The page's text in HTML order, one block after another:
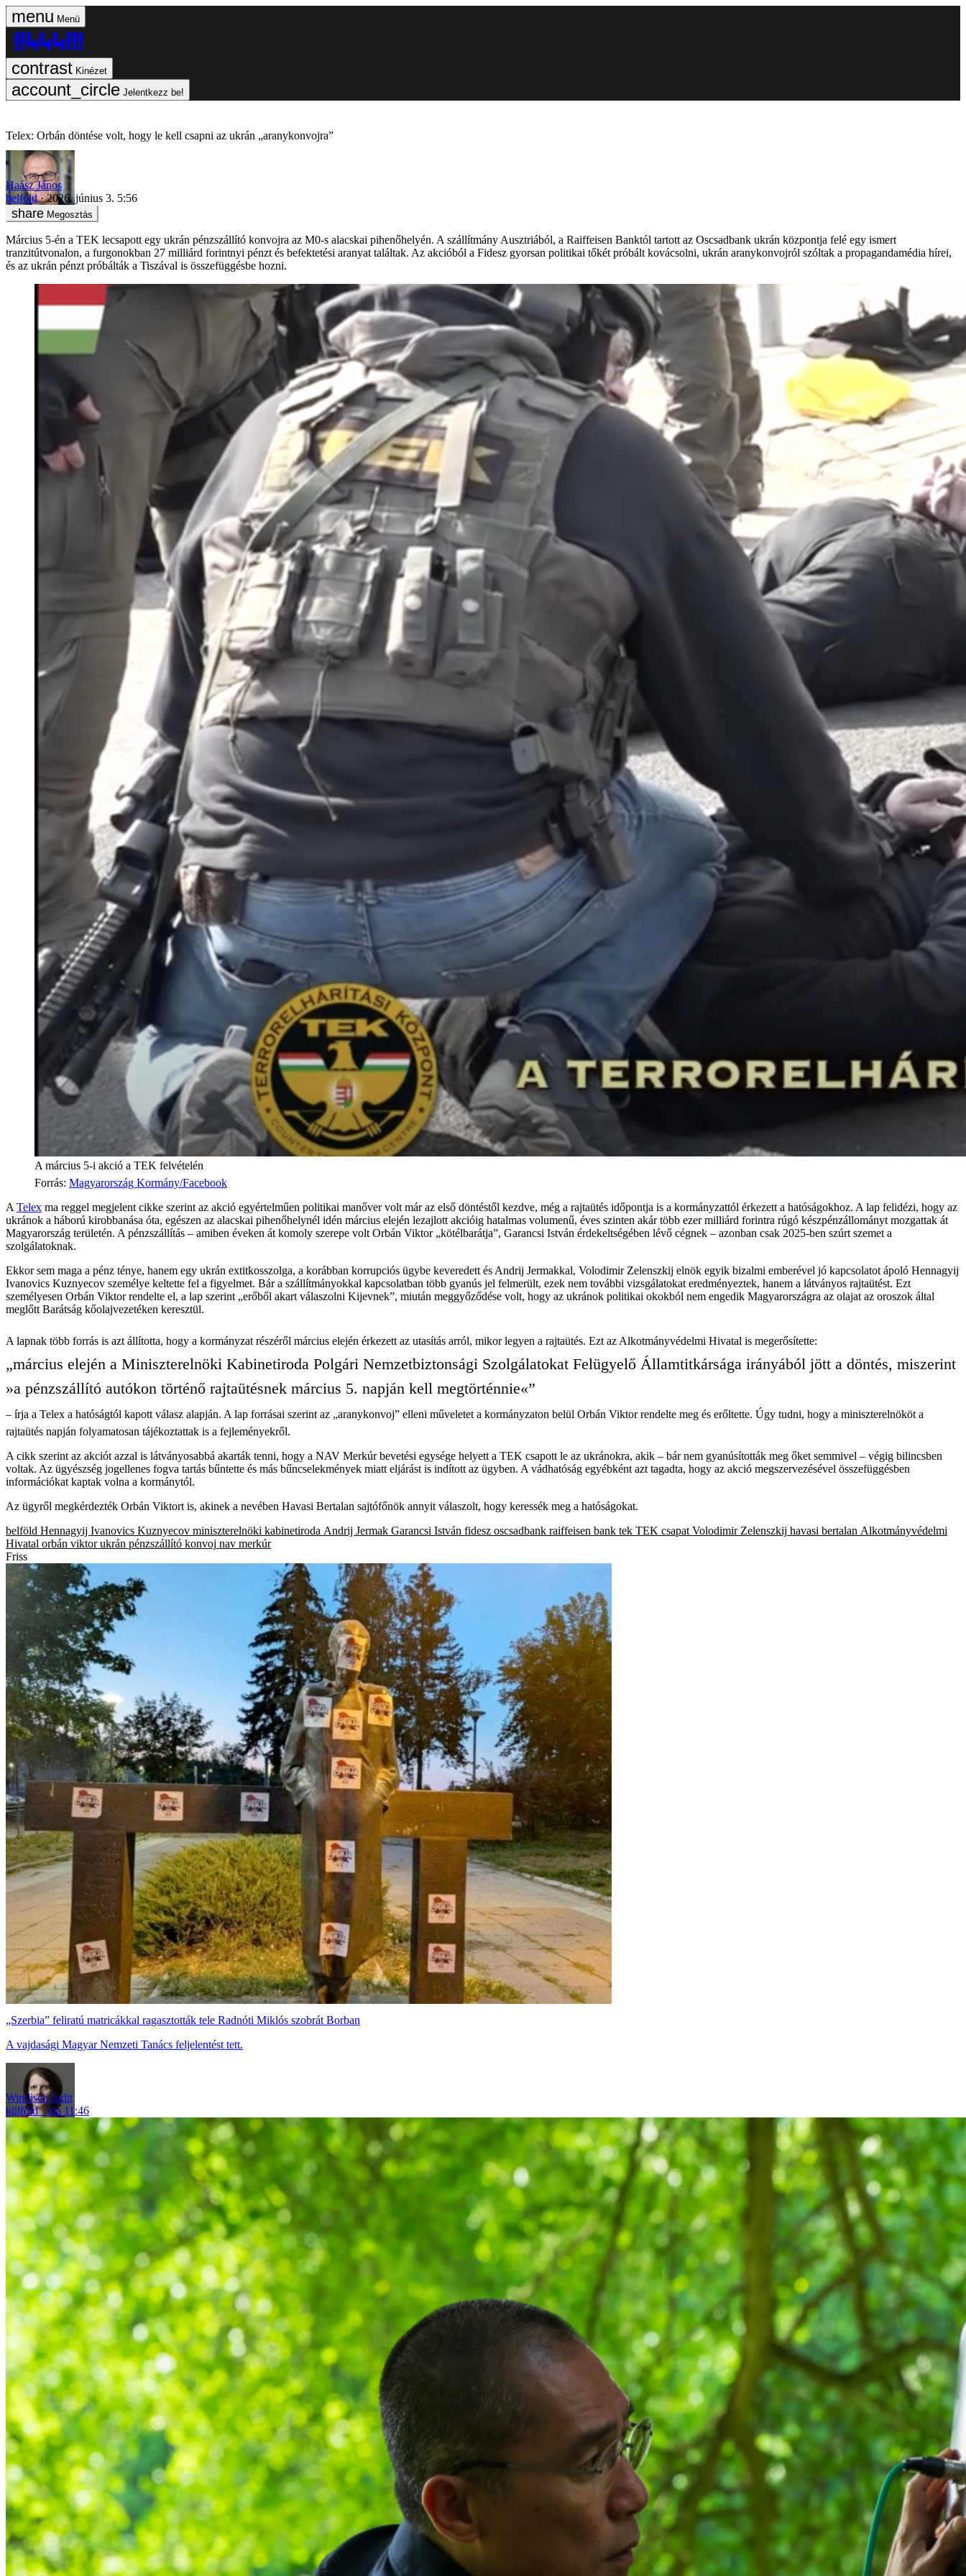
Menü
Kinézet
Jelentkezz be!
Telex: Orbán döntése volt, hogy le kell csapni az ukrán „aranykonvojra”
Haász János
belföld
2026. június 3. 5:56
Megosztás
Március 5-én a TEK lecsapott egy ukrán pénzszállító konvojra az M0-s alacskai pihenőhelyén. A szállítmány Ausztriából, a Raiffeisen Banktól tartott az Oscsadbank ukrán központja felé egy ismert
tranzitútvonalon, a furgonokban 27 milliárd forintnyi pénzt és befektetési aranyat találtak. Az akcióból a Fidesz gyorsan politikai tőkét próbált kovácsolni, ukrán aranykonvojról szóltak a propagandamédia hírei,
és az ukrán pénzt próbálták a Tiszával is összefüggésbe hozni.
A március 5-i akció a TEK felvételén
Forrás: Magyarország Kormány/Facebook
A Telex ma reggel megjelent cikke szerint az akció egyértelműen politikai manőver volt már az első döntéstől kezdve, még a rajtaütés időpontja is a kormányzattól érkezett a hatóságokhoz. A lap felidézi, hogy az
ukránok a háború kirobbanása óta, egészen az alacskai pihenőhelynél idén március elején lezajlott akcióig hatalmas volumenű, éves szinten akár több ezer milliárd forintra rúgó készpénzállományt mozgattak át
Magyarország területén. A pénzszállítás – amiben éveken át komoly szerepe volt Orbán Viktor „kötélbarátja”, Garancsi István érdekeltségében lévő cégnek – azonban csak 2025-ben szúrt szemet a
szolgálatoknak.
Ekkor sem maga a pénz ténye, hanem egy ukrán extitkosszolga, a korábban korrupciós ügybe keveredett és Andrij Jermakkal, Volodimir Zelenszkij elnök egyik bizalmi emberével jó kapcsolatot ápoló Hennagyij
Ivanovics Kuznyecov személye keltette fel a figyelmet. Bár a szállítmányokkal kapcsolatban több gyanús jel felmerült, ezek nem további vizsgálatokat eredményeztek, hanem a látványos rajtaütést. Ezt
személyesen Orbán Viktor rendelte el, a lap szerint „erőből akart válaszolni Kijevnek”, miután meggyőződése volt, hogy az ukránok politikai okokból nem engedik Magyarországra az olajat az oroszok által
meglőtt Barátság kőolajvezetéken keresztül.
A lapnak több forrás is azt állította, hogy a kormányzat részéről március elején érkezett az utasítás arról, mikor legyen a rajtaütés. Ezt az Alkotmányvédelmi Hivatal is megerősítette:
„március elején a Miniszterelnöki Kabinetiroda Polgári Nemzetbiztonsági Szolgálatokat Felügyelő Államtitkársága irányából jött a döntés, miszerint
»a pénzszállító autókon történő rajtaütésnek március 5. napján kell megtörténnie«”
– írja a Telex a hatóságtól kapott válasz alapján. A lap forrásai szerint az „aranykonvoj” elleni műveletet a kormányzaton belül Orbán Viktor rendelte meg és erőltette. Úgy tudni, hogy a miniszterelnököt a
rajtaütés napján folyamatosan tájékoztattak is a fejleményekről.
A cikk szerint az akciót azzal is látványosabbá akarták tenni, hogy a NAV Merkúr bevetési egysége helyett a TEK csapott le az ukránokra, akik – bár nem gyanúsították meg őket semmivel – végig bilincsben
voltak. Az ügyészség jogellenes fogva tartás bűntette és más bűncselekmények miatt eljárást is indított az ügyben. A vádhatóság egyébként azt tagadta, hogy az akció megszervezésével összefüggésben
információkat kaptak volna a kormánytól.
Az ügyről megkérdezték Orbán Viktort is, akinek a nevében Havasi Bertalan sajtófőnök annyit válaszolt, hogy keressék meg a hatóságokat.
belföld Hennagyij Ivanovics Kuznyecov miniszterelnöki kabinetiroda Andrij Jermak Garancsi István fidesz oscsadbank raiffeisen bank tek TEK csapat Volodimir Zelenszkij havasi bertalan Alkotmányvédelmi
Hivatal orbán viktor ukrán pénzszállító konvoj nav merkúr
Friss
„Szerbia” feliratú matricákkal ragasztották tele Radnóti Miklós szobrát Borban
A vajdasági Magyar Nemzeti Tanács feljelentést tett.
Windisch Judit
külföld
ma 11:46